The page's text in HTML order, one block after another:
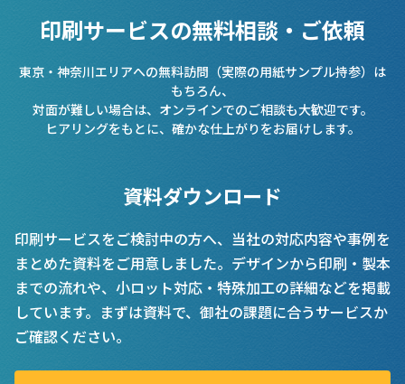
印刷サービスの無料相談・ご依頼
東京・神奈川エリアへの無料訪問（実際の用紙サンプル持参）は
もちろん、
対面が難しい場合は、オンラインでのご相談も大歓迎です。
ヒアリングをもとに、確かな仕上がりをお届けします。
資料ダウンロード
印刷サービスをご検討中の方へ、当社の対応内容や事例を
まとめた資料をご用意しました。デザインから印刷・製本
までの流れや、小ロット対応・特殊加工の詳細などを掲載
しています。まずは資料で、御社の課題に合うサービスか
ご確認ください。